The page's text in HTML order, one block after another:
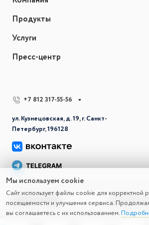
Продукты
Услуги
Пресс-центр
+7 812 317-55-56
ул. Кузнецовская, д. 19, г. Санкт-
Петербург, 196128
© 2026 СВД ВС Политика
Мы используем cookie
Сайт использует файлы cookie для корректной
посещаемости и улучшения сервиса.
вы соглашаетесь с их использованием.